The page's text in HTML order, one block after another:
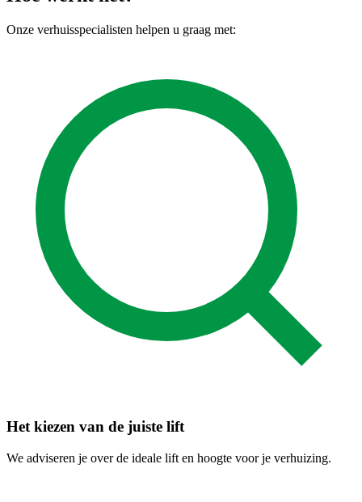
Onze verhuisspecialisten helpen u graag met:
Het kiezen van de juiste lift
We adviseren je over de ideale lift en hoogte voor je verhuizing.